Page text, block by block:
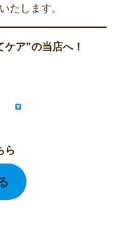
たします。
ア”の当店へ！
ら